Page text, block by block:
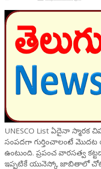
UNESCO List ఏదైనా స్మారక
సంపదగా గుర్తించాలంటే
ఉంటుంది. ప్రపంచ వారసత్వ
ఇప్పటికే యునెస్కో జాబితాలో